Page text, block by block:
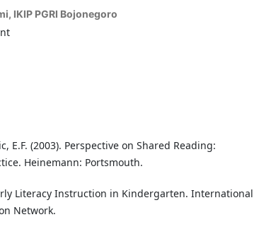
IKIP PGRI Bojonegoro
E.F. (2003). Perspective on Shared Reading:
Heinemann: Portsmouth.
Literacy Instruction in Kindergarten. International
Network.